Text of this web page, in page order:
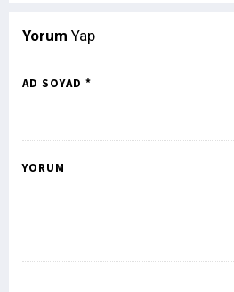
Yorum Yap
AD SOYAD *
YORUM